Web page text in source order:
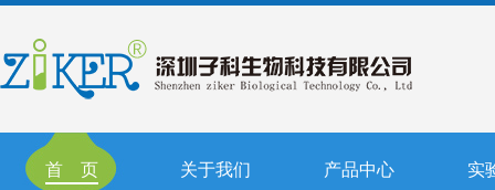
首 页 关于我们 产品中心 实